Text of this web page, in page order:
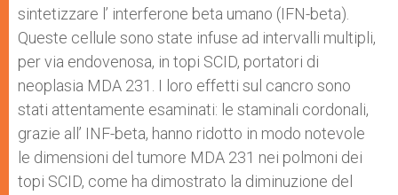
sintetizzare l’ interferone beta umano (IFN-beta).
Queste cellule sono state infuse ad intervalli multipli,
per via endovenosa, in topi SCID, portatori di
neoplasia MDA 231. I loro effetti sul cancro sono
stati attentamente esaminati: le staminali cordonali,
grazie all’ INF-beta, hanno ridotto in modo notevole
le dimensioni del tumore MDA 231 nei polmoni dei
topi SCID, come ha dimostrato la diminuzione del